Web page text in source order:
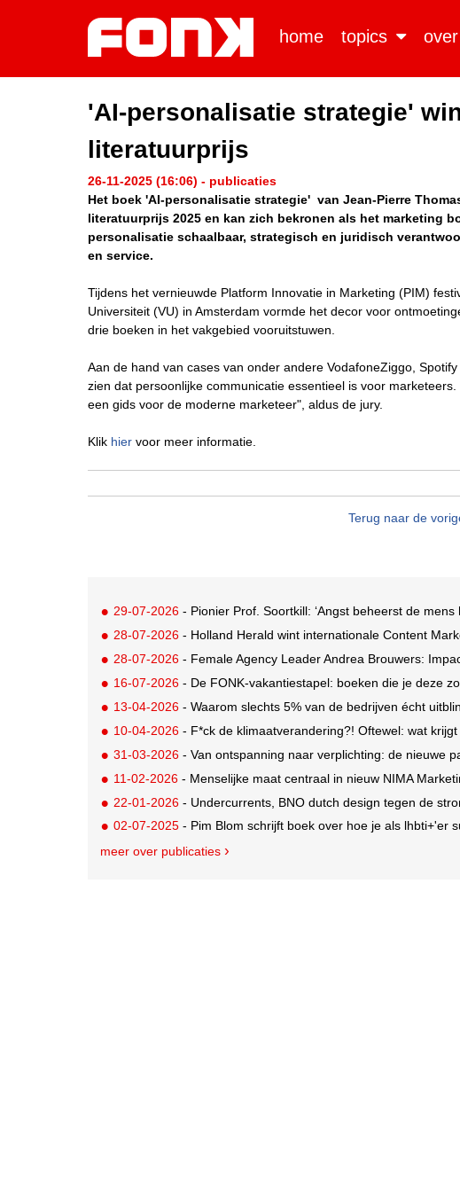
home topics
'AI-personalisatie strategie'
literatuurprijs
26-11-2025 (16:06) - publicaties
Het boek 'AI-personalisatie strategie' van Jean-Pierre
literatuurprijs 2025 en kan zich bekronen als het marketing
personalisatie schaalbaar, strategisch en juridisch
en service.
Tijdens het vernieuwde Platform Innovatie in Marketing (PIM)
Universiteit (VU) in Amsterdam vormde het decor voor
drie boeken in het vakgebied vooruitstuwen.
Aan de hand van cases van onder andere VodafoneZiggo,
zien dat persoonlijke communicatie essentieel is voor
een gids voor de moderne marketeer", aldus de jury.
Klik hier voor meer informatie.
Terug naar de
29-07-2026 - Pionier Prof. Soortkill: ‘Angst beheerst de mens
28-07-2026 - Holland Herald wint internationale Content
28-07-2026 - Female Agency Leader Andrea Brouwers:
16-07-2026 - De FONK-vakantiestapel: boeken die je deze
13-04-2026 - Waarom slechts 5% van de bedrijven écht
10-04-2026 - F*ck de klimaatverandering?! Oftewel: wat
31-03-2026 - Van ontspanning naar verplichting: de nieuwe
11-02-2026 - Menselijke maat centraal in nieuw NIMA
22-01-2026 - Undercurrents, BNO dutch design tegen de
02-07-2025 - Pim Blom schrijft boek over hoe je als lhbti+'er
meer over publicaties